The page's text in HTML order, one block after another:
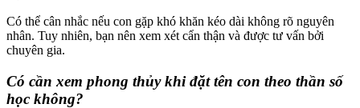
Có thể cân nhắc nếu con gặp khó khăn kéo dài không rõ nguyên
nhân. Tuy nhiên, bạn nên xem xét cẩn thận và được tư vấn bởi
chuyên gia.
Có cần xem phong thủy khi đặt tên con theo thần số
học không?